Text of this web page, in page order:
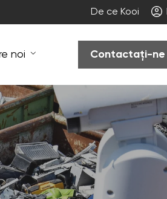
De ce Kooi
Contactați-ne
noi